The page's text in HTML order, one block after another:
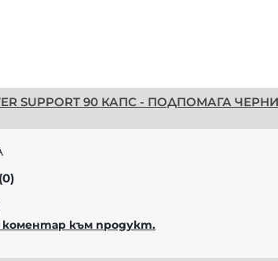
SUPPORT 90 КАПС - ПОДПОМАГА
(0)
към продукт.